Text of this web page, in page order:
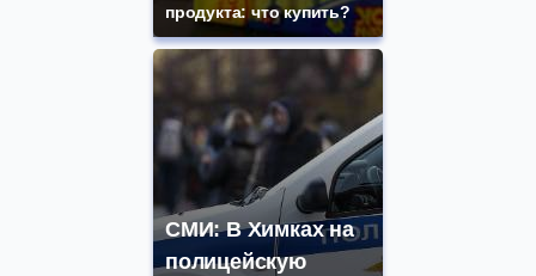
продукта: что купить?
СМИ: В Химках на
полицейскую